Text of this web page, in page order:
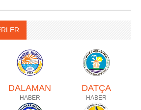
DALAMAN
HABER
DATÇA
HABER